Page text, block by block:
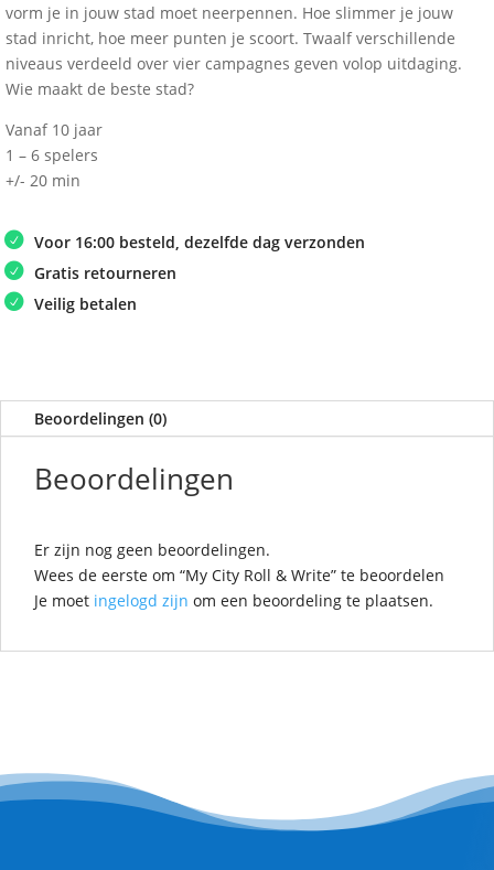
vorm je in jouw stad moet neerpennen. Hoe slimmer je jouw
stad inricht, hoe meer punten je scoort. Twaalf verschillende
niveaus verdeeld over vier campagnes geven volop uitdaging.
Wie maakt de beste stad?
Vanaf 10 jaar
1 – 6 spelers
+/- 20 min
Voor 16:00 besteld, dezelfde dag verzonden
Gratis retourneren
Veilig betalen
Beoordelingen (0)
Beoordelingen
Er zijn nog geen beoordelingen.
Wees de eerste om “My City Roll & Write” te beoordelen
Je moet ingelogd zijn om een beoordeling te plaatsen.